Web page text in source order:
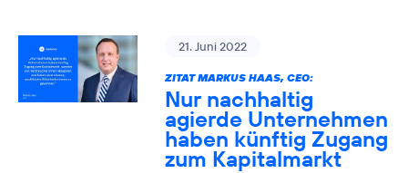
21. Juni 2022
ZITAT MARKUS HAAS, CEO:
Nur nachhaltig
agierde Unternehmen
haben künftig Zugang
zum Kapitalmarkt